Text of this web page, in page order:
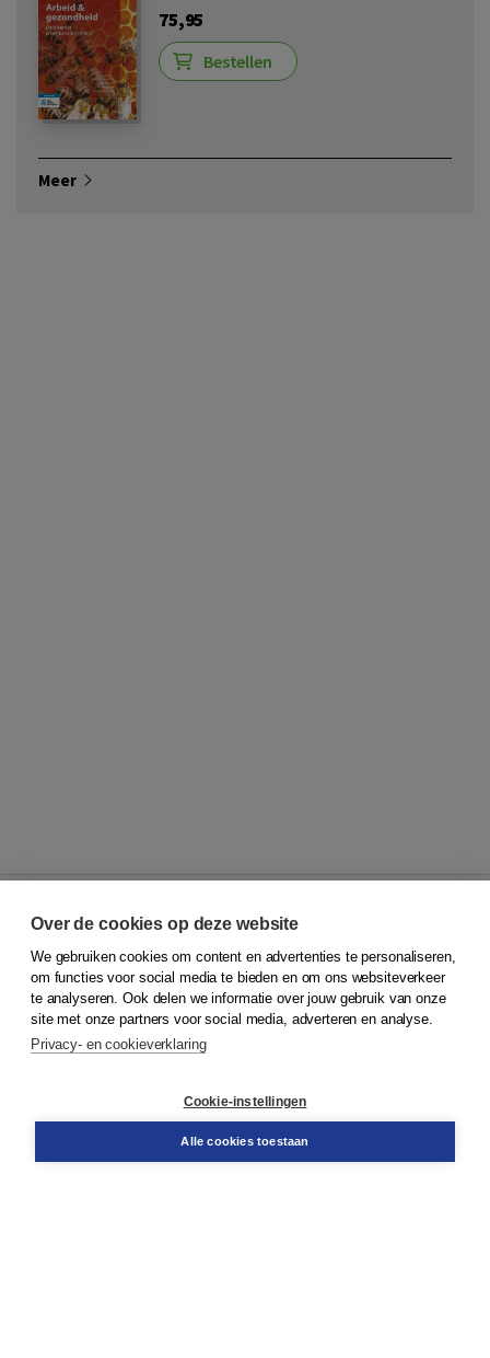
75,95
Bestellen
Meer
© 2026Koninklijke Boom uitgevers
Klantenservice
Service & informatie
Contact
Over de cookies op deze website
We gebruiken cookies om content en advertenties te personaliseren,
om functies voor social media te bieden en om ons websiteverkeer
te analyseren. Ook delen we informatie over jouw gebruik van onze
site met onze partners voor social media, adverteren en analyse.
Privacy- en cookieverklaring
Cookie-instellingen
Alle cookies toestaan